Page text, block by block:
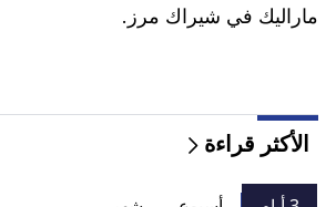
ماراليك في شيراك مرز.
الأكثر قراءة